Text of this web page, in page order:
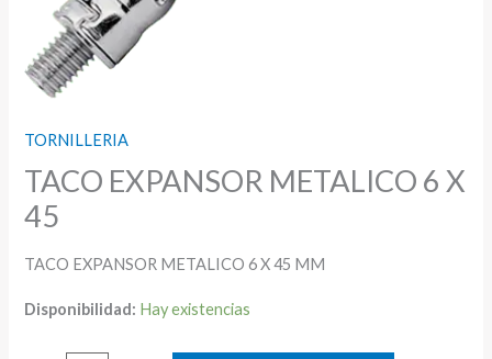
TORNILLERIA
TACO EXPANSOR METALICO 6 X
45
TACO EXPANSOR METALICO 6 X 45 MM
Disponibilidad: Hay existencias